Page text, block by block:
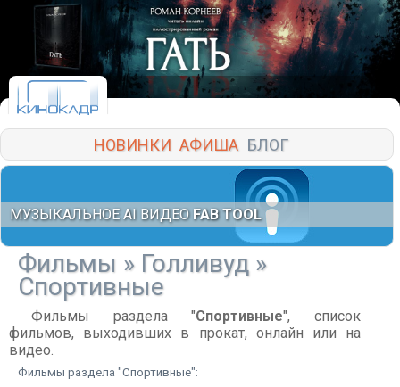
НОВИНКИ АФИША БЛОГ
МУЗЫКАЛЬНОЕ AI ВИДЕО FAB TOOL
Фильмы » Голливуд »
Спортивные
Фильмы раздела "Спортивные", список
фильмов, выходивших в прокат, онлайн или на
видео.
Фильмы раздела "Спортивные":